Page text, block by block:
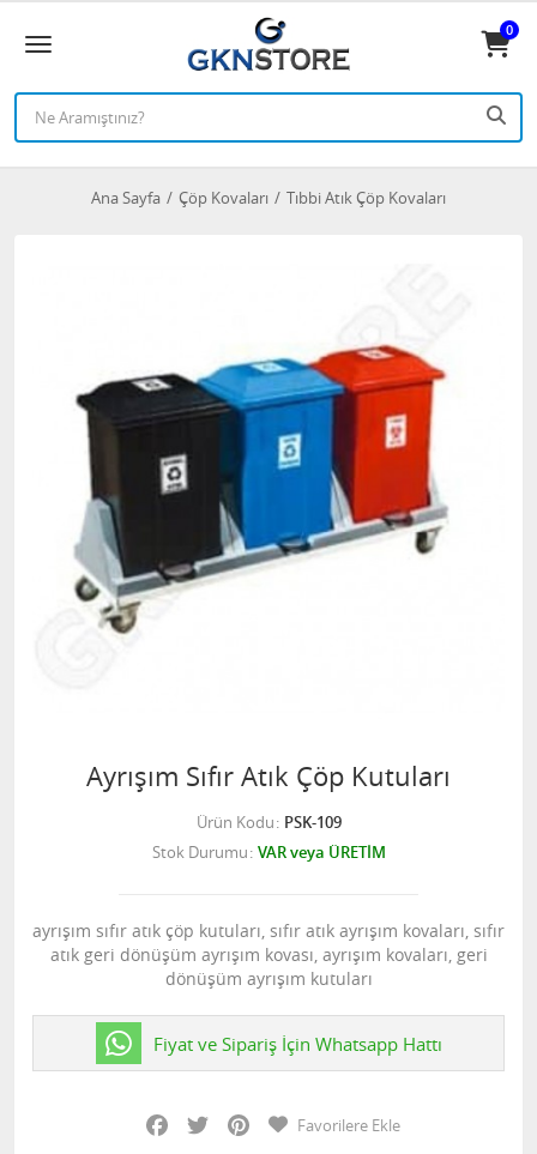
0
Ana Sayfa Çöp Kovaları Tıbbi Atık Çöp Kovaları
Ayrışım Sıfır Atık Çöp Kutuları
Ürün Kodu PSK-109
Stok Durumu VAR veya ÜRETİM
ayrışım sıfır atık çöp kutuları, sıfır atık ayrışım kovaları, sıfır
atık geri dönüşüm ayrışım kovası, ayrışım kovaları, geri
dönüşüm ayrışım kutuları
Fiyat ve Sipariş İçin Whatsapp Hattı
Facebook
Twitter PinterestFavorilere Ekle